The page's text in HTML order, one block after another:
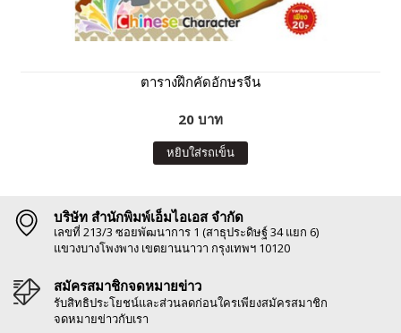
ตารางฝึกคัดอักษรจีน
20 บาท
หยิบใส่รถเข็น
บริษัท สำนักพิมพ์เอ็มไอเอส จำกัด
เลขที่ 213/3 ซอยพัฒนาการ 1 (สาธุประดิษฐ์ 34 แยก 6)
แขวงบางโพงพาง เขตยานนาวา กรุงเทพฯ 10120
สมัครสมาชิกจดหมายข่าว
รับสิทธิประโยชน์และส่วนลดก่อนใครเพียงสมัครสมาชิก
จดหมายข่าวกับเรา